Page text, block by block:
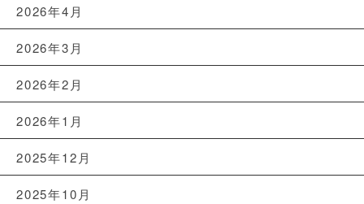
2026年4月
2026年3月
2026年2月
2026年1月
2025年12月
2025年10月